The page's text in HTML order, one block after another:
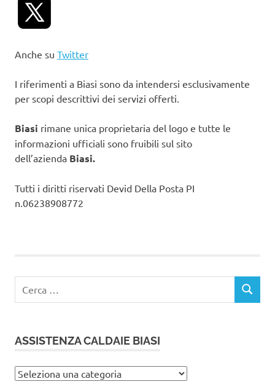
Anche su Twitter
I riferimenti a Biasi sono da intendersi esclusivamente
per scopi descrittivi dei servizi offerti.
Biasi rimane unica proprietaria del logo e tutte le
informazioni ufficiali sono fruibili sul sito
dell’azienda Biasi.
Tutti i diritti riservati Devid Della Posta PI
n.06238908772
per:
CERCA
ASSISTENZA CALDAIE BIASI
Assistenza